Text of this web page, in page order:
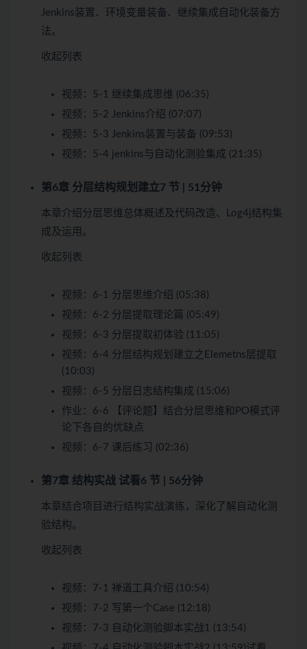
Jenkins装置、环境变量装备、继续集成自动化装备方
法。
收起列表
视频： 5-1 继续集成思维 (06:35)
视频： 5-2 Jenkins介绍 (07:07)
视频： 5-3 Jenkins装置与装备 (09:53)
视频： 5-4 jenkins与自动化测验集成 (21:35)
第6章 分层结构规划建立7 节 | 51分钟
本章介绍分层思维总体概述及代码改造、Log4j结构集
成及运用。
收起列表
视频： 6-1 分层思维介绍 (05:38)
视频： 6-2 分层提取理论篇 (05:49)
视频： 6-3 分层提取初体验 (11:05)
视频： 6-4 分层结构规划建立之Elemetns层提取
(10:03)
视频： 6-5 分层日志结构集成 (15:06)
作业： 6-6 【评论题】结合分层思维和PO模式评
论下各自的优缺点
视频： 6-7 课后练习 (02:36)
第7章 结构实战 试看6 节 | 56分钟
本章结合项目进行结构实战演练，深化了解自动化测
验结构。
收起列表
视频：
7-1 禅道工具介绍 (10:54)
视频：
7-2 写第一个Case (12:18)
视频：
7-3 自动化测验脚本实战1 (13:54)